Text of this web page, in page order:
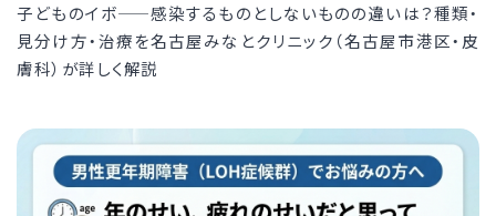
子どものイボ——感染するものとしないものの違いは？種類・
見分け方・治療を名古屋みなとクリニック（名古屋市港区・皮
膚科）が詳しく解説